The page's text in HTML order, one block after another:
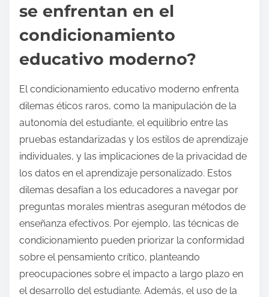
se enfrentan en el
condicionamiento
educativo moderno?
El condicionamiento educativo moderno enfrenta
dilemas éticos raros, como la manipulación de la
autonomía del estudiante, el equilibrio entre las
pruebas estandarizadas y los estilos de aprendizaje
individuales, y las implicaciones de la privacidad de
los datos en el aprendizaje personalizado. Estos
dilemas desafían a los educadores a navegar por
preguntas morales mientras aseguran métodos de
enseñanza efectivos. Por ejemplo, las técnicas de
condicionamiento pueden priorizar la conformidad
sobre el pensamiento crítico, planteando
preocupaciones sobre el impacto a largo plazo en
el desarrollo del estudiante. Además, el uso de la